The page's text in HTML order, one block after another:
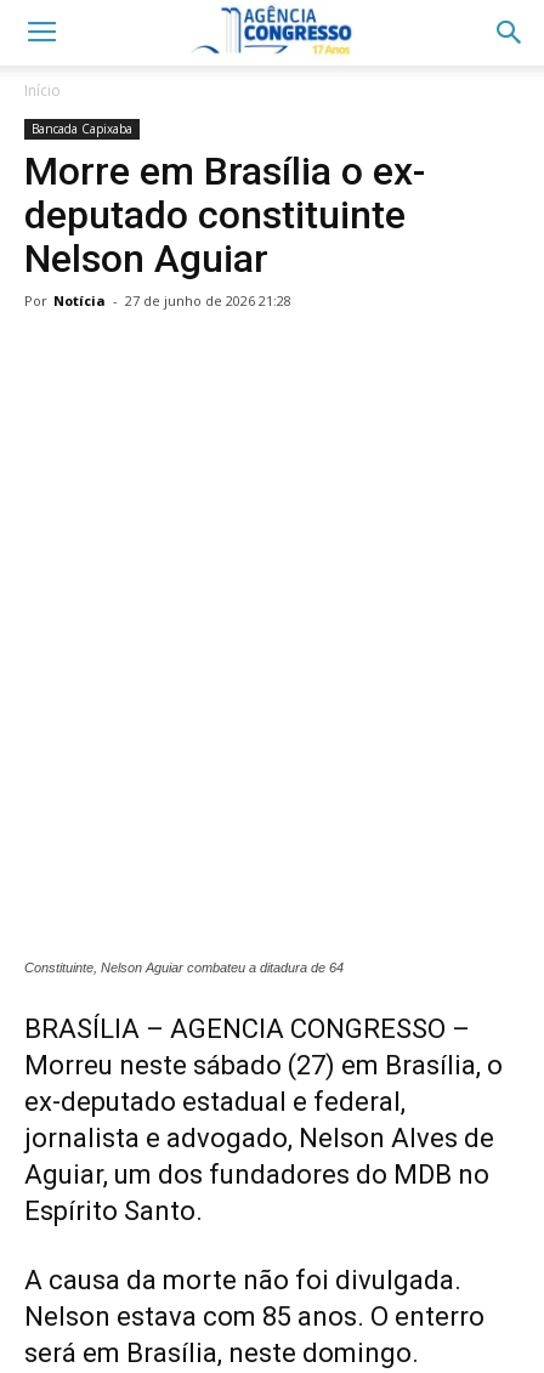
Início
Bancada Capixaba
Morre em Brasília o ex-
deputado constituinte
Nelson Aguiar
Por Notícia - 27 de junho de 2026 21:28
Constituinte, Nelson Aguiar combateu a ditadura de 64
BRASÍLIA – AGENCIA CONGRESSO –
Morreu neste sábado (27) em Brasília, o
ex-deputado estadual e federal,
jornalista e advogado, Nelson Alves de
Aguiar, um dos fundadores do MDB no
Espírito Santo.
A causa da morte não foi divulgada.
Nelson estava com 85 anos. O enterro
será em Brasília, neste domingo.